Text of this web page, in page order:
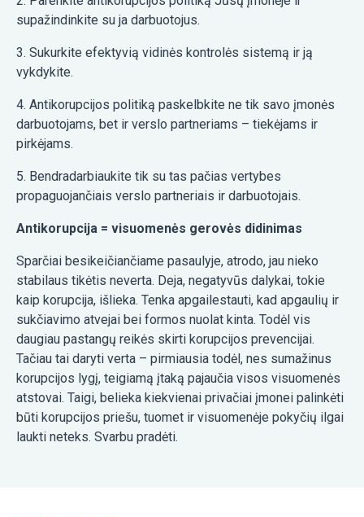
supažindinkite su ja darbuotojus.
3. Sukurkite efektyvią vidinės kontrolės sistemą ir ją
vykdykite.
4. Antikorupcijos politiką paskelbkite ne tik savo įmonės
darbuotojams, bet ir verslo partneriams – tiekėjams ir
pirkėjams.
5. Bendradarbiaukite tik su tas pačias vertybes
propaguojančiais verslo partneriais ir darbuotojais.
Antikorupcija = visuomenės gerovės didinimas
Sparčiai besikeičiančiame pasaulyje, atrodo, jau nieko
stabilaus tikėtis neverta. Deja, negatyvūs dalykai, tokie
kaip korupcija, išlieka. Tenka apgailestauti, kad apgaulių ir
sukčiavimo atvejai bei formos nuolat kinta. Todėl vis
daugiau pastangų reikės skirti korupcijos prevencijai.
Tačiau tai daryti verta – pirmiausia todėl, nes sumažinus
korupcijos lygį, teigiamą įtaką pajaučia visos visuomenės
atstovai. Taigi, belieka kiekvienai privačiai įmonei palinkėti
būti korupcijos priešu, tuomet ir visuomenėje pokyčių ilgai
laukti neteks. Svarbu pradėti.